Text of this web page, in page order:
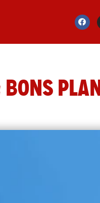
BONS